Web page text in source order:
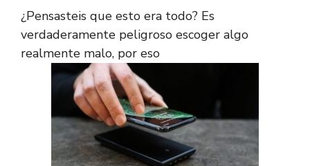
¿Pensasteis que esto era todo? Es
verdaderamente peligroso escoger algo
realmente malo, por eso